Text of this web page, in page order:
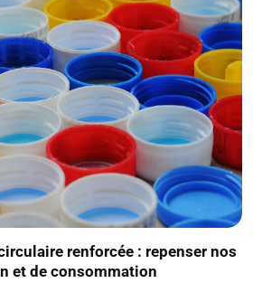
renforcée : repenser nos
et de consommation